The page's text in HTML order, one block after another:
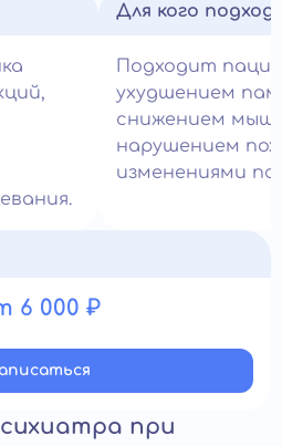
Для кого
Подходит
ухудшением
снижением
нарушением
изменениями
6 000 ₽
при